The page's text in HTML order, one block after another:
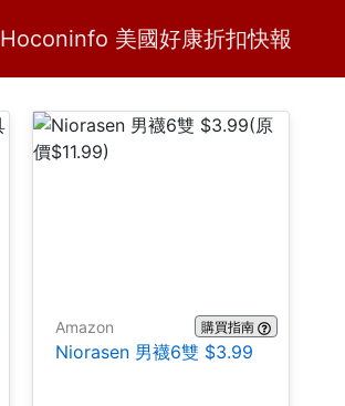
Hoconinfo 美國好康折扣快報
H Home
Amazon 購買指南
Niorasen 男襪6雙 $3.99